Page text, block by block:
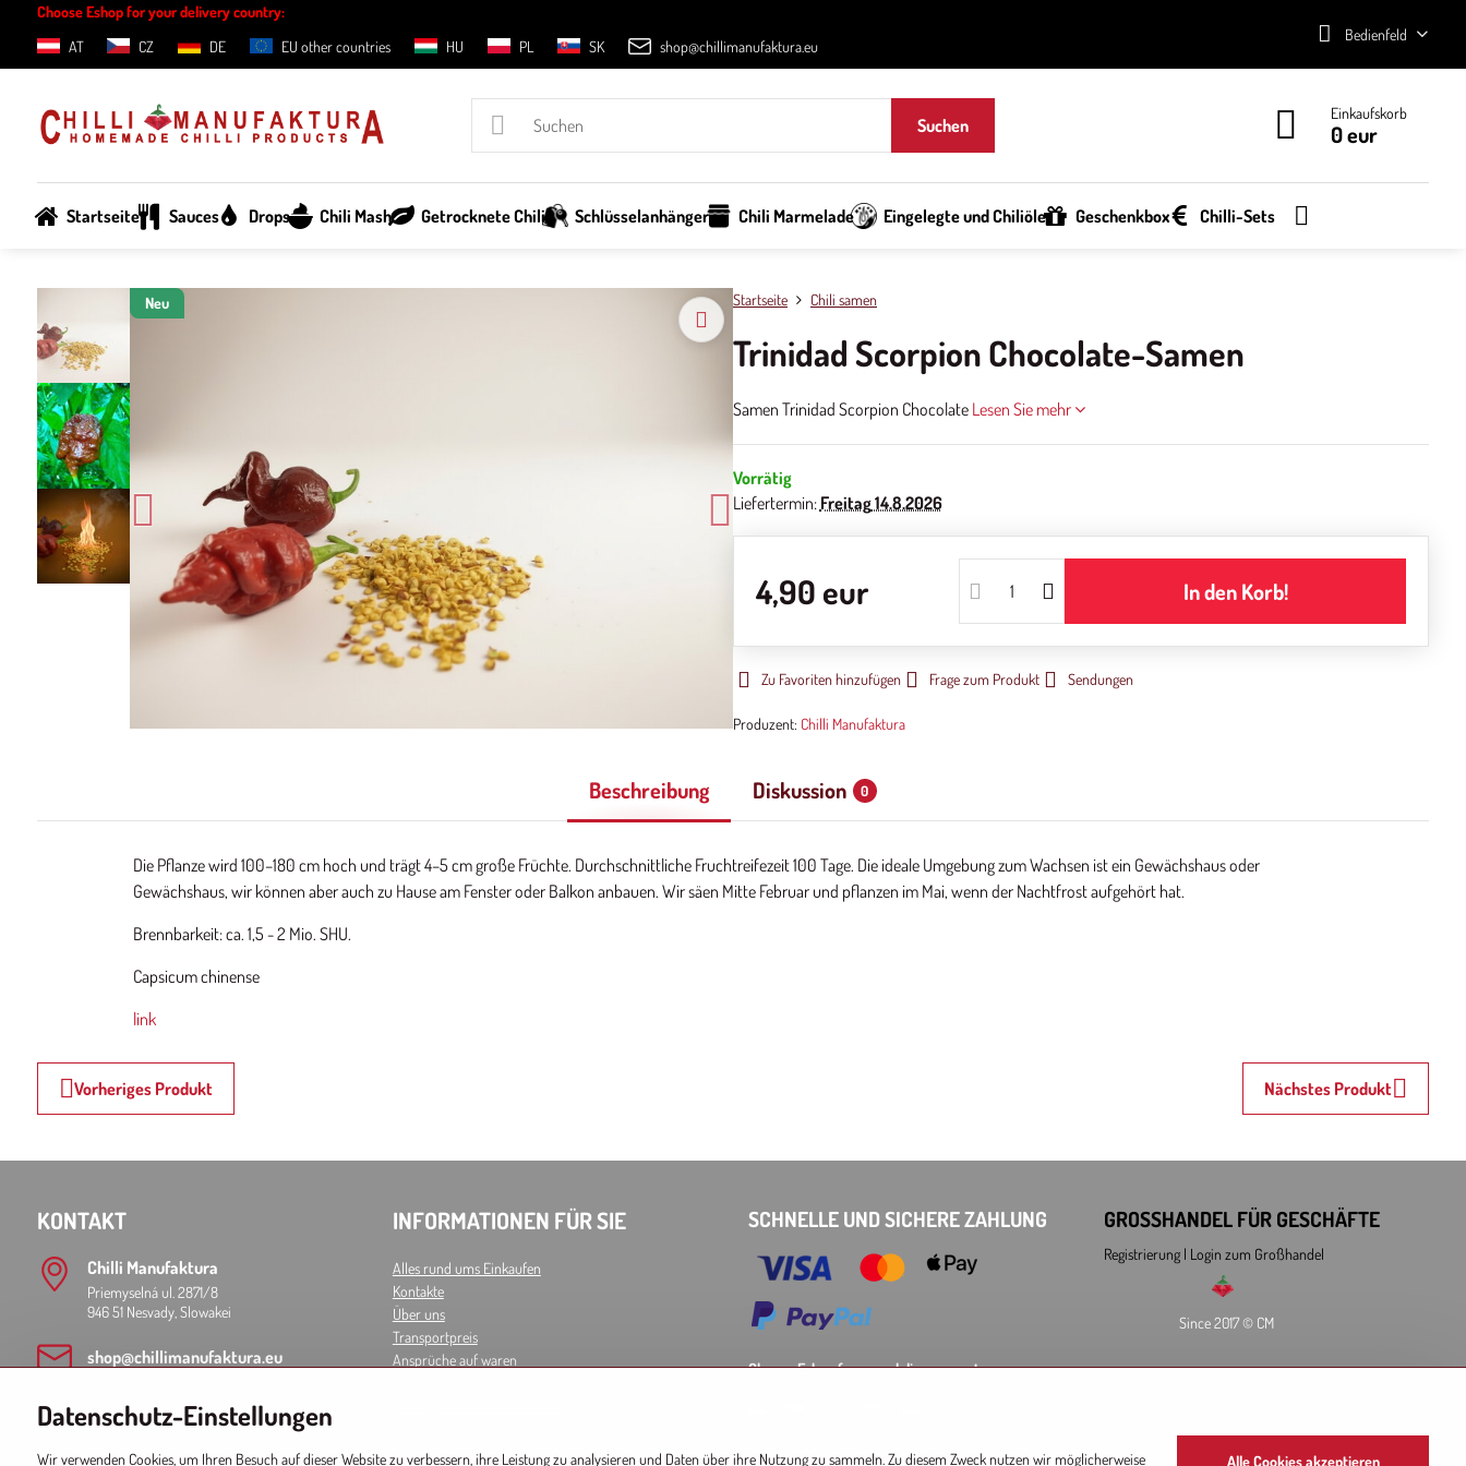
Choose Eshop for your delivery country:
AT
CZ DE EU other countries HU PL SK shop@chillimanufaktura.eu
Bedienfeld
Suchen
Einkaufskorb
0 eur
Startseite Sauces Drops Chili Mash Getrocknete Chili Schlüsselanhänger Chili Marmelade Eingelegte und Chiliöle Geschenkbox Chilli-Sets
Neu Startseite Chili samen
Trinidad Scorpion Chocolate-Samen
Samen Trinidad Scorpion Chocolate Lesen Sie mehr
Vorrätig
Liefertermin: Freitag14.8.2026
4,90 eur In den Korb!
Zu Favoriten hinzufügen Frage zum Produkt Sendungen
Produzent: Chilli Manufaktura
Beschreibung Diskussion 0
Die Pflanze wird 100–180 cm hoch und trägt 4–5 cm große Früchte. Durchschnittliche Fruchtreifezeit 100 Tage. Die ideale Umgebung zum Wachsen ist ein Gewächshaus oder
Gewächshaus, wir können aber auch zu Hause am Fenster oder Balkon anbauen. Wir säen Mitte Februar und pflanzen im Mai, wenn der Nachtfrost aufgehört hat.
Brennbarkeit: ca. 1,5 - 2 Mio. SHU.
Capsicum chinense
link
Vorheriges Produkt Nächstes Produkt
KONTAKT
Chilli Manufaktura
Priemyselná ul. 2871/8
946 51 Nesvady, Slowakei
shop​@chillimanufaktura​.eu
INFORMATIONEN FÜR SIE
Alles rund ums Einkaufen
Kontakte
Über uns
Transportpreis
Ansprüche auf waren
SCHNELLE UND SICHERE ZAHLUNG
Choose Eshop for your delivery country:
GROSSHANDEL FÜR GESCHÄFTE
Registrierung l Login zum Großhandel
Since 2017 © CM
Datenschutz-Einstellungen
Wir verwenden Cookies, um Ihren Besuch auf dieser Website zu verbessern, ihre Leistung zu analysieren und Daten über ihre Nutzung zu sammeln. Zu diesem Zweck nutzen wir möglicherweise Alle Cookies akzeptieren